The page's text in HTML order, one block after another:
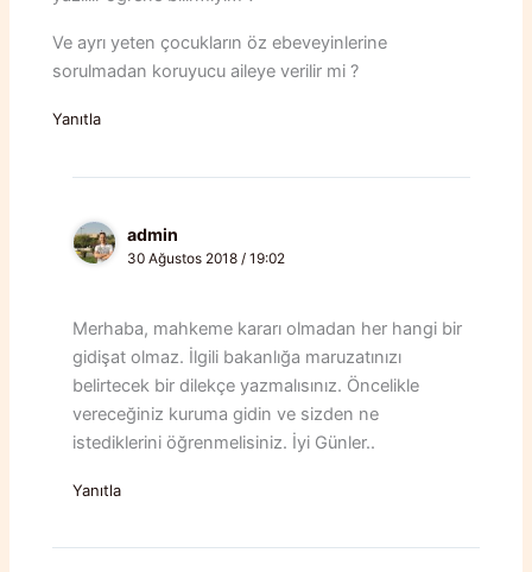
Ve ayrı yeten çocukların öz ebeveyinlerine
sorulmadan koruyucu aileye verilir mi ?
Yanıtla
admin
30 Ağustos 2018 / 19:02
Merhaba, mahkeme kararı olmadan her hangi bir
gidişat olmaz. İlgili bakanlığa maruzatınızı
belirtecek bir dilekçe yazmalısınız. Öncelikle
vereceğiniz kuruma gidin ve sizden ne
istediklerini öğrenmelisiniz. İyi Günler..
Yanıtla